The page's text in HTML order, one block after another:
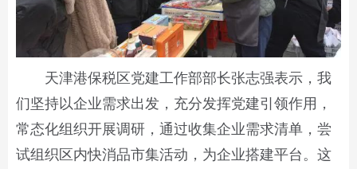
天津港保税区党建工作部部长张志强表示，我
们坚持以企业需求出发，充分发挥党建引领作用，
常态化组织开展调研，通过收集企业需求清单，尝
试组织区内快消品市集活动，为企业搭建平台。这